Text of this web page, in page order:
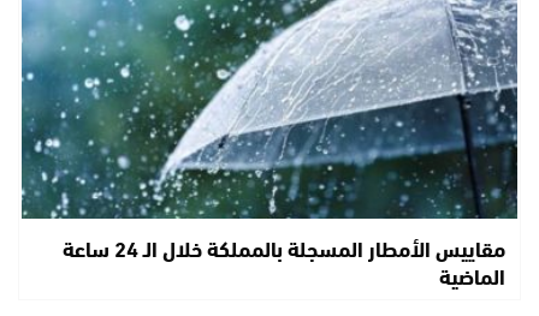
مقاييس الأمطار المسجلة بالمملكة خلال الـ 24 ساعة
الماضية